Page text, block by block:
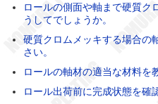
ロールの側面や軸まで硬質ク
うしてでしょうか。
硬質クロムメッキする場合の
さい。
ロールの軸材の適当な材料を
ロール出荷前に完成状態を確